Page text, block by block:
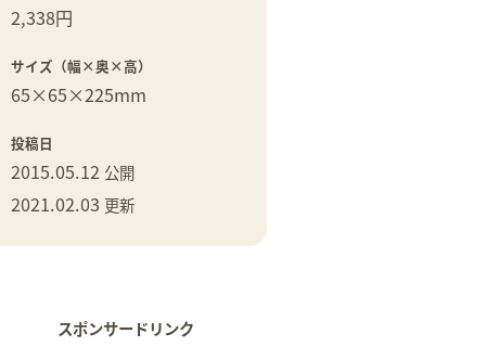
2,338円
サイズ（幅×奥×高）
65×65×225mm
投稿日
2015.05.12 公開
2021.02.03 更新
スポンサードリンク